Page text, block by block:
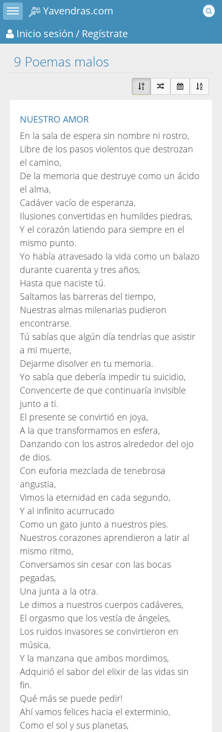
Toggle sidebar
Yavendras.com
Inicio sesión / Regístrate
9 Poemas malos
NUESTRO AMOR
En la sala de espera sin nombre ni rostro,
Libre de los pasos violentos que destrozan
el camino,
De la memoria que destruye como un ácido
el alma,
Cadáver vacío de esperanza,
Ilusiones convertidas en humildes piedras,
Y el corazón latiendo para siempre en el
mismo punto.
Yo había atravesado la vida como un balazo
durante cuarenta y tres años,
Hasta que naciste tú.
Saltamos las barreras del tiempo,
Nuestras almas milenarias pudieron
encontrarse.
Tú sabías que algún día tendrías que asistir
a mi muerte,
Dejarme disolver en tu memoria.
Yo sabía que debería impedir tu suicidio,
Convencerte de que continuaría invisible
junto a ti.
El presente se convirtió en joya,
A la que transformamos en esfera,
Danzando con los astros alrededor del ojo
de dios.
Con euforia mezclada de tenebrosa
angustia,
Vimos la eternidad en cada segundo,
Y al infinito acurrucado
Como un gato junto a nuestros pies.
Nuestros corazones aprendieron a latir al
mismo ritmo,
Conversamos sin cesar con las bocas
pegadas,
Una junta a la otra.
Le dimos a nuestros cuerpos cadáveres,
El orgasmo que los vestía de ángeles,
Los ruidos invasores se convirtieron en
música,
Y la manzana que ambos mordimos,
Adquirió el sabor del elixir de las vidas sin
fin.
Qué más se puede pedir!
Ahí vamos felices hacia el exterminio,
Como el sol y sus planetas,